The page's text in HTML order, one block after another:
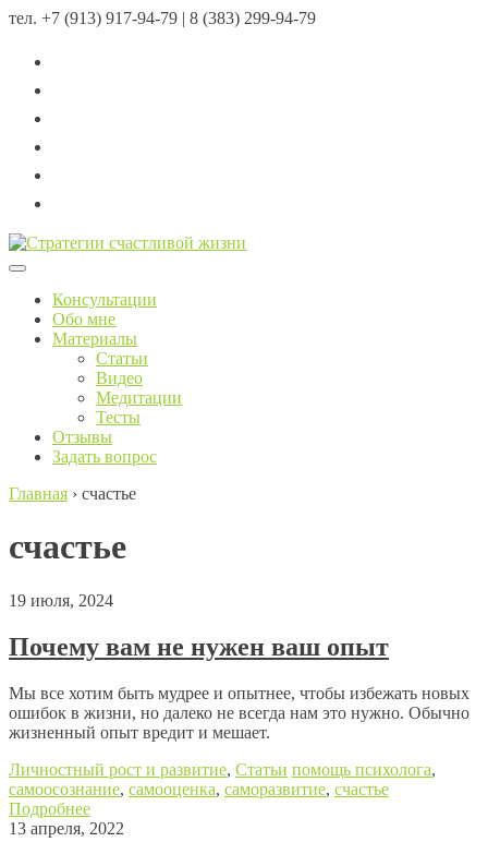
тел. +7 (913) 917-94-79 | 8 (383) 299-94-79
Menu
Консультации
Обо мне
Материалы
Статьи
Видео
Медитации
Тесты
Отзывы
Задать вопрос
Главная › счастье
счастье
19 июля, 2024
Почему вам не нужен ваш опыт
Мы все хотим быть мудрее и опытнее, чтобы избежать новых
ошибок в жизни, но далеко не всегда нам это нужно. Обычно
жизненный опыт вредит и мешает.
Личностный рост и развитие, Статьи помощь психолога,
самоосознание, самооценка, саморазвитие, счастье
Подробнее
13 апреля, 2022